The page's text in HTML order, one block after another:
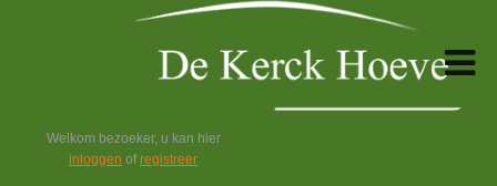
Welkom bezoeker, u kan hier
inloggen ofregistreer